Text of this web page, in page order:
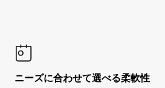
ニーズに合わせて選べる柔軟性